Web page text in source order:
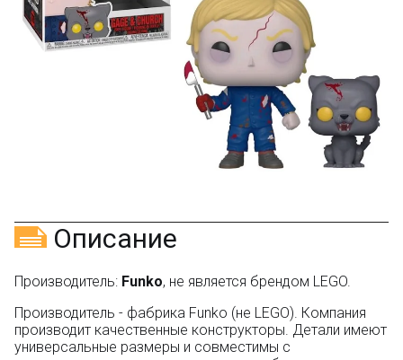
Оставьте отзыв (не менее 50 символов) о товаре
через систему
Яндекс.Маркетс обязательным
указанием номера и даты заказа в нашем магазине
и получите купон на скидку 150₽
Подробные условия всех акций и бонусов...
Описание
Производитель: Funko, не является брендом LEGO.
Производитель - фабрика Funko (не LEGO). Компания
производит качественные конструкторы. Детали имеют
универсальные размеры и совместимы с